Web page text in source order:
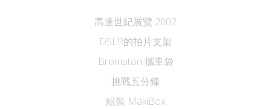
高達世紀展覽 2002
DSLR的拍片支架
Brompton 攜車袋
挑戰五分鐘
組裝 MakiBox